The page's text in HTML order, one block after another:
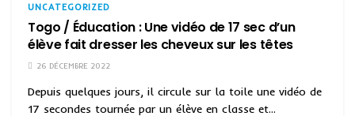
UNCATEGORIZED
Togo / Éducation : Une vidéo de 17 sec d’un
élève fait dresser les cheveux sur les têtes
26 DÉCEMBRE 2022
Depuis quelques jours, il circule sur la toile une vidéo de
17 secondes tournée par un élève en classe et...